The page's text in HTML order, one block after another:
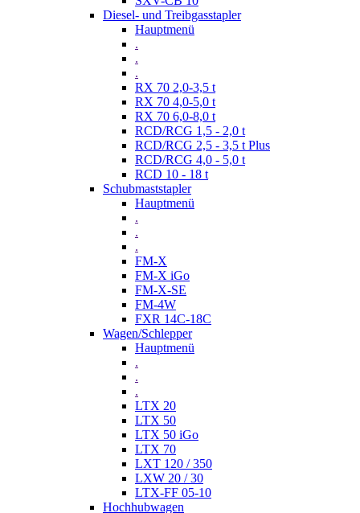
Diesel- und Treibgasstapler
Hauptmenü
.
.
.
RX 70 2,0-3,5 t
RX 70 4,0-5,0 t
RX 70 6,0-8,0 t
RCD/RCG 1,5 - 2,0 t
RCD/RCG 2,5 - 3,5 t Plus
RCD/RCG 4,0 - 5,0 t
RCD 10 - 18 t
Schubmaststapler
Hauptmenü
.
.
.
FM-X
FM-X iGo
FM-X-SE
FM-4W
FXR 14C-18C
Wagen/Schlepper
Hauptmenü
.
.
.
LTX 20
LTX 50
LTX 50 iGo
LTX 70
LXT 120 / 350
LXW 20 / 30
LTX-FF 05-10
Hochhubwagen